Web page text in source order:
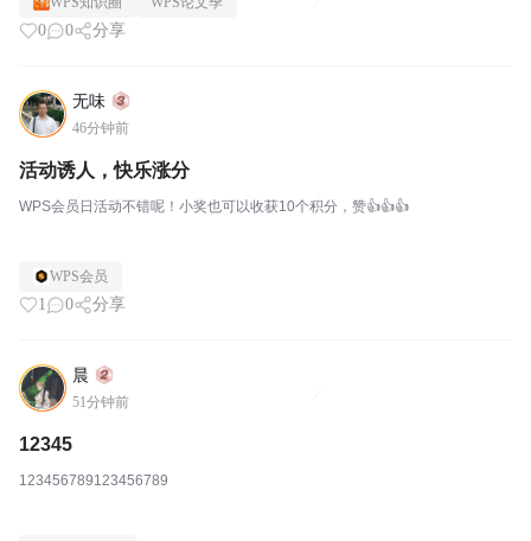
出观点，脑子没素材。情绪伴随：容易疲惫、烦躁，明明没...
0 0 分享
无味
46分钟前
活动诱人，快乐涨分
WPS会员日活动不错呢！小奖也可以收获10个积分，赞👍👍👍
WPS会员
1 0 分享
晨
51分钟前
12345
123456789123456789